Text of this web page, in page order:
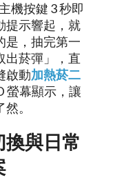
機按鍵 3 秒即
提示響起，就
是，抽完第一
出菸彈」，直
啟動加熱菸二
螢幕顯示，讓
。
與日常